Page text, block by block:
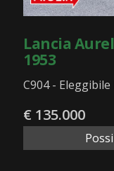
Lancia
1953
C904 -
€ 135.000